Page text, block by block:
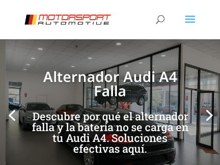
Alternador Audi A4
Falla
Descubre por qué el alternador
falla y la batería no se carga en
tu Audi A4. Soluciones
efectivas aquí.
[/et_pb_slide] [/et_pb_slide]